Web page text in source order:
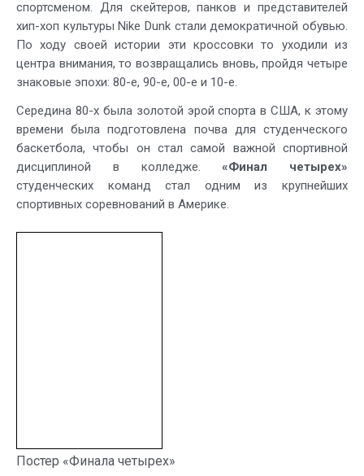
спортсменом. Для скейтеров, панков и представителей
хип-хоп культуры Nike Dunk стали демократичной обувью.
По ходу своей истории эти кроссовки то уходили из
центра внимания, то возвращались вновь, пройдя четыре
знаковые эпохи: 80-е, 90-е, 00-е и 10-е.
Середина 80-х была золотой эрой спорта в США, к этому
времени была подготовлена почва для студенческого
баскетбола, чтобы он стал самой важной спортивной
дисциплиной в колледже.«Финал четырех»
студенческих команд стал одним из крупнейших
спортивных соревнований в Америке.
Постер «Финала четырех»